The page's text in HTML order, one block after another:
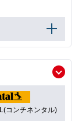
コンチネンタル)